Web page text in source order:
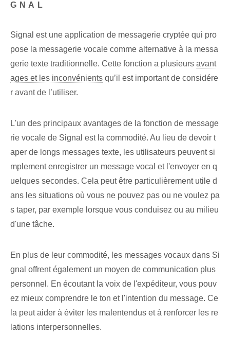
GNAL
Signal est une application de messagerie cryptée qui pro
pose la messagerie vocale comme alternative à la messa
gerie texte traditionnelle. Cette fonction a plusieurs avant
ages et les inconvénients qu’il est important de considére
r avant de l’utiliser.
L'un des principaux avantages de la fonction de message
rie vocale de Signal est la commodité. Au lieu de devoir t
aper de longs messages texte, les utilisateurs peuvent si
mplement enregistrer un message vocal et l'envoyer en q
uelques secondes. Cela peut être particulièrement utile d
ans les situations où vous ne pouvez pas ou ne voulez pa
s taper, par exemple lorsque vous conduisez ou au milieu
d'une tâche.
En plus de leur commodité, les messages vocaux dans Si
gnal offrent également un moyen de communication plus
personnel. En écoutant la voix de l'expéditeur, vous pouv
ez mieux comprendre le ton et l'intention du message. Ce
la peut aider à éviter les malentendus et à renforcer les re
lations interpersonnelles.